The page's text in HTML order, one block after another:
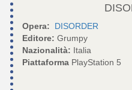
Opera:
DISORDER
Editore: Grumpy
Nazionalità: Italia
Piattaforma PlayStation 5